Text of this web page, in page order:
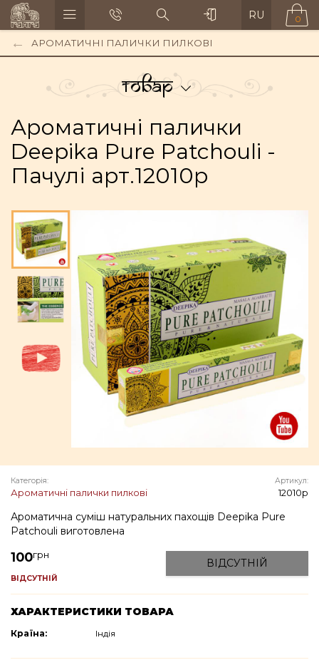
RU 0
АРОМАТИЧНІ ПАЛИЧКИ ПИЛКОВІ
Товар
Ароматичні палички
Deepika Pure Patchouli -
Пачулі арт.12010p
Категорія:
Ароматичні палички пилкові
Артикул:
12010p
Ароматична суміш натуральних пахощів Deepika Pure
Patchouli виготовлена
100грн
ВІДСУТНІЙ
ВІДСУТНІЙ
ХАРАКТЕРИСТИКИ ТОВАРА
Країна: Індія